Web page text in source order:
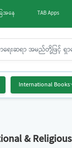
အနေ TAB Apps
International Books
& Religious